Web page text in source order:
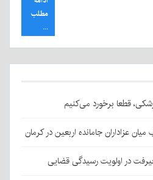
مطلب
...
قطعا برخورد می‌کنیم
در اولویت رسیدگی قضایی